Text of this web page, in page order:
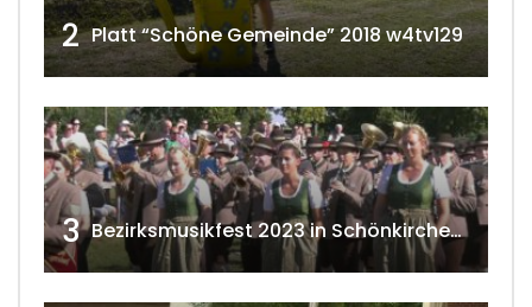
2 Platt “Schöne Gemeinde” 2018 w4tv129
3 Bezirksmusikfest 2023 in Schönkirchen-Reyersdorf